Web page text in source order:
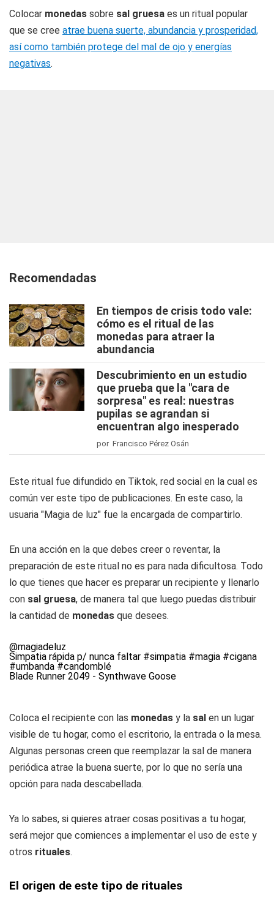
Colocar monedas sobre sal gruesa es un ritual popular
que se cree atrae buena suerte, abundancia y prosperidad,
así como también protege del mal de ojo y energías
negativas.
Recomendadas
En tiempos de crisis todo vale:
cómo es el ritual de las
monedas para atraer la
abundancia
Descubrimiento en un estudio
que prueba que la "cara de
sorpresa" es real: nuestras
pupilas se agrandan si
encuentran algo inesperado
por Francisco Pérez Osán
Este ritual fue difundido en Tiktok, red social en la cual es
común ver este tipo de publicaciones. En este caso, la
usuaria "Magia de luz" fue la encargada de compartirlo.
En una acción en la que debes creer o reventar, la
preparación de este ritual no es para nada dificultosa. Todo
lo que tienes que hacer es preparar un recipiente y llenarlo
con sal gruesa, de manera tal que luego puedas distribuir
la cantidad de monedas que desees.
@magiadeluz
Simpatia rápida p/ nunca faltar #simpatia #magia #cigana
#umbanda #candomblé
Blade Runner 2049 - Synthwave Goose
Coloca el recipiente con las monedas y la sal en un lugar
visible de tu hogar, como el escritorio, la entrada o la mesa.
Algunas personas creen que reemplazar la sal de manera
periódica atrae la buena suerte, por lo que no sería una
opción para nada descabellada.
Ya lo sabes, si quieres atraer cosas positivas a tu hogar,
será mejor que comiences a implementar el uso de este y
otros rituales.
El origen de este tipo de rituales